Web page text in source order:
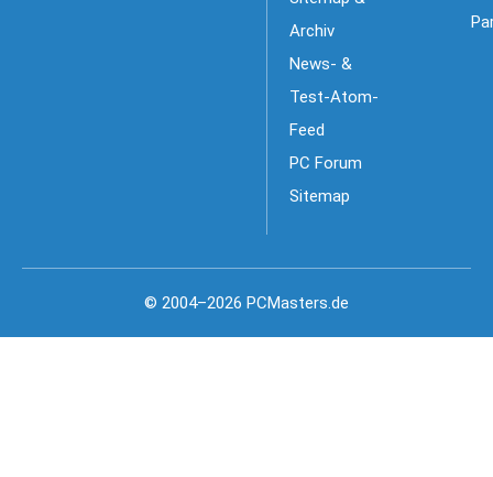
Archiv
News- &
Test-Atom-
Feed
PC Forum
Sitemap
© 2004–2026 PCMasters.de